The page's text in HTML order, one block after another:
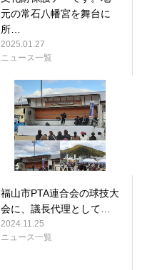
元の常石八幡宮を舞台に
所…
2025.01.27
ニュース一覧
福山市PTA連合会の球技大
会に、議長代理として…
2024.11.25
ニュース一覧